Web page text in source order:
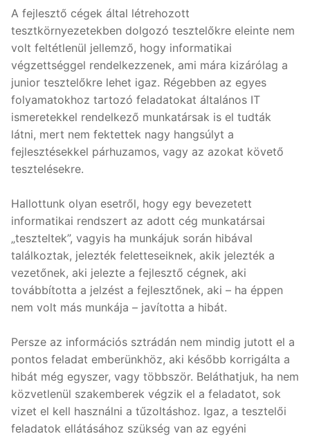
A fejlesztő cégek által létrehozott
tesztkörnyezetekben dolgozó tesztelőkre eleinte nem
volt feltétlenül jellemző, hogy informatikai
végzettséggel rendelkezzenek, ami mára kizárólag a
junior tesztelőkre lehet igaz. Régebben az egyes
folyamatokhoz tartozó feladatokat általános IT
ismeretekkel rendelkező munkatársak is el tudták
látni, mert nem fektettek nagy hangsúlyt a
fejlesztésekkel párhuzamos, vagy az azokat követő
tesztelésekre.
Hallottunk olyan esetről, hogy egy bevezetett
informatikai rendszert az adott cég munkatársai
„teszteltek”, vagyis ha munkájuk során hibával
találkoztak, jelezték feletteseiknek, akik jelezték a
vezetőnek, aki jelezte a fejlesztő cégnek, aki
továbbította a jelzést a fejlesztőnek, aki – ha éppen
nem volt más munkája – javította a hibát.
Persze az információs sztrádán nem mindig jutott el a
pontos feladat emberünkhöz, aki később korrigálta a
hibát még egyszer, vagy többször. Beláthatjuk, ha nem
közvetlenül szakemberek végzik el a feladatot, sok
vizet el kell használni a tűzoltáshoz. Igaz, a tesztelői
feladatok ellátásához szükség van az egyéni